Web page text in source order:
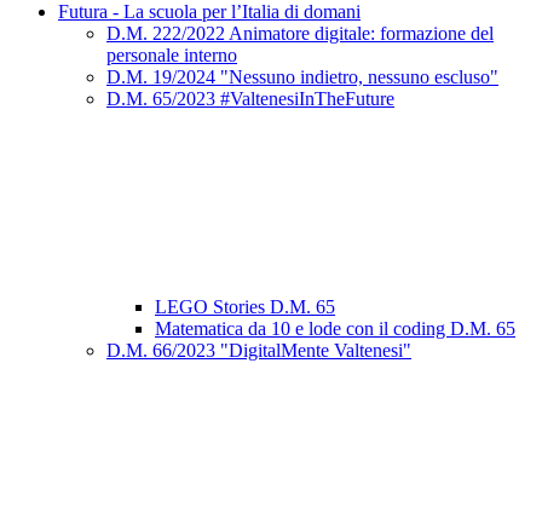
Futura - La scuola per l’Italia di domani
D.M. 222/2022 Animatore digitale: formazione del
personale interno
D.M. 19/2024 "Nessuno indietro, nessuno escluso"
D.M. 65/2023 #ValtenesiInTheFuture
LEGO Stories D.M. 65
Matematica da 10 e lode con il coding D.M. 65
D.M. 66/2023 "DigitalMente Valtenesi"